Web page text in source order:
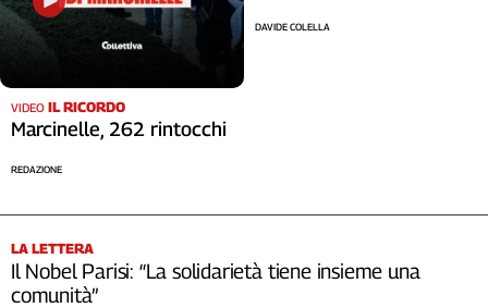
VIDEO IL RICORDO
Marcinelle, 262 rintocchi
REDAZIONE
DAVIDE COLELLA
LA LETTERA
Il Nobel Parisi: “La solidarietà tiene insieme una
comunità”